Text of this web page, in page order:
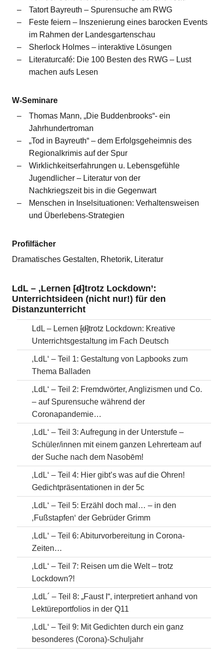
Tatort Bayreuth – Spurensuche am RWG
Feste feiern – Inszenierung eines barocken Events
im Rahmen der Landesgartenschau
Sherlock Holmes – interaktive Lösungen
Literaturcafé: Die 100 Besten des RWG – Lust
machen aufs Lesen
W-Seminare
Thomas Mann, „Die Buddenbrooks“- ein
Jahrhundertroman
„Tod in Bayreuth“ – dem Erfolgsgeheimnis des
Regionalkrimis auf der Spur
Wirklichkeitserfahrungen u. Lebensgefühle
Jugendlicher – Literatur von der
Nachkriegszeit bis in die Gegenwart
Menschen in Inselsituationen: Verhaltensweisen
und Überlebens-Strategien
Profilfächer
Dramatisches Gestalten, Rhetorik, Literatur
LdL – ‚Lernen[d]trotz Lockdown’:
Unterrichtsideen (nicht nur!) für den
Distanzunterricht
LdL – Lernen[d]trotz Lockdown: Kreative
Unterrichtsgestaltung im Fach Deutsch
‚LdL‘ – Teil 1: Gestaltung von Lapbooks zum
Thema Balladen
‚LdL‘ – Teil 2: Fremdwörter, Anglizismen und Co.
– auf Spurensuche während der
Coronapandemie…
‚LdL‘ – Teil 3: Aufregung in der Unterstufe –
Schüler/innen mit einem ganzen Lehrerteam auf
der Suche nach dem Nasobēm!
‚LdL‘ – Teil 4: Hier gibt’s was auf die Ohren!
Gedichtpräsentationen in der 5c
‚LdL‘ – Teil 5: Erzähl doch mal… – in den
‚Fußstapfen‘ der Gebrüder Grimm
‚LdL‘ – Teil 6: Abiturvorbereitung in Corona-
Zeiten…
‚LdL‘ – Teil 7: Reisen um die Welt – trotz
Lockdown?!
,LdL´ – Teil 8: „Faust I“, interpretiert anhand von
Lektüreportfolios in der Q11
‚LdL‘ – Teil 9: Mit Gedichten durch ein ganz
besonderes (Corona)-Schuljahr